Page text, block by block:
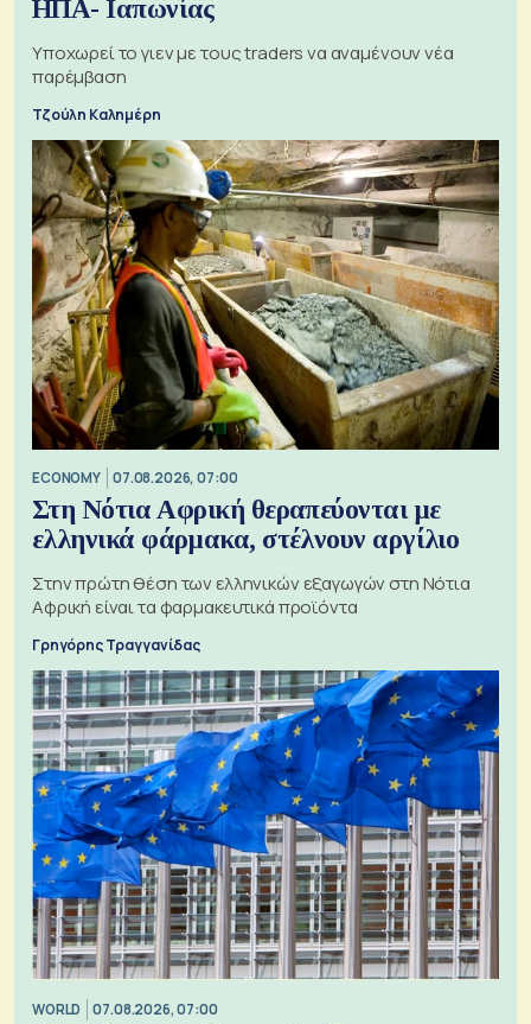
ΗΠΑ- Ιαπωνίας
Υποχωρεί το γιεν με τους traders να αναμένουν νέα
παρέμβαση
Τζούλη Καλημέρη
ECONOMY 07.08.2026, 07:00
Στη Νότια Αφρική θεραπεύονται με
ελληνικά φάρμακα, στέλνουν αργίλιο
Στην πρώτη θέση των ελληνικών εξαγωγών στη Νότια
Αφρική είναι τα φαρμακευτικά προϊόντα
Γρηγόρης Τραγγανίδας
WORLD 07.08.2026, 07:00